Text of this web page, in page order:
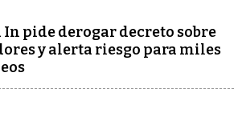
pide derogar decreto sobre
y alerta riesgo para miles